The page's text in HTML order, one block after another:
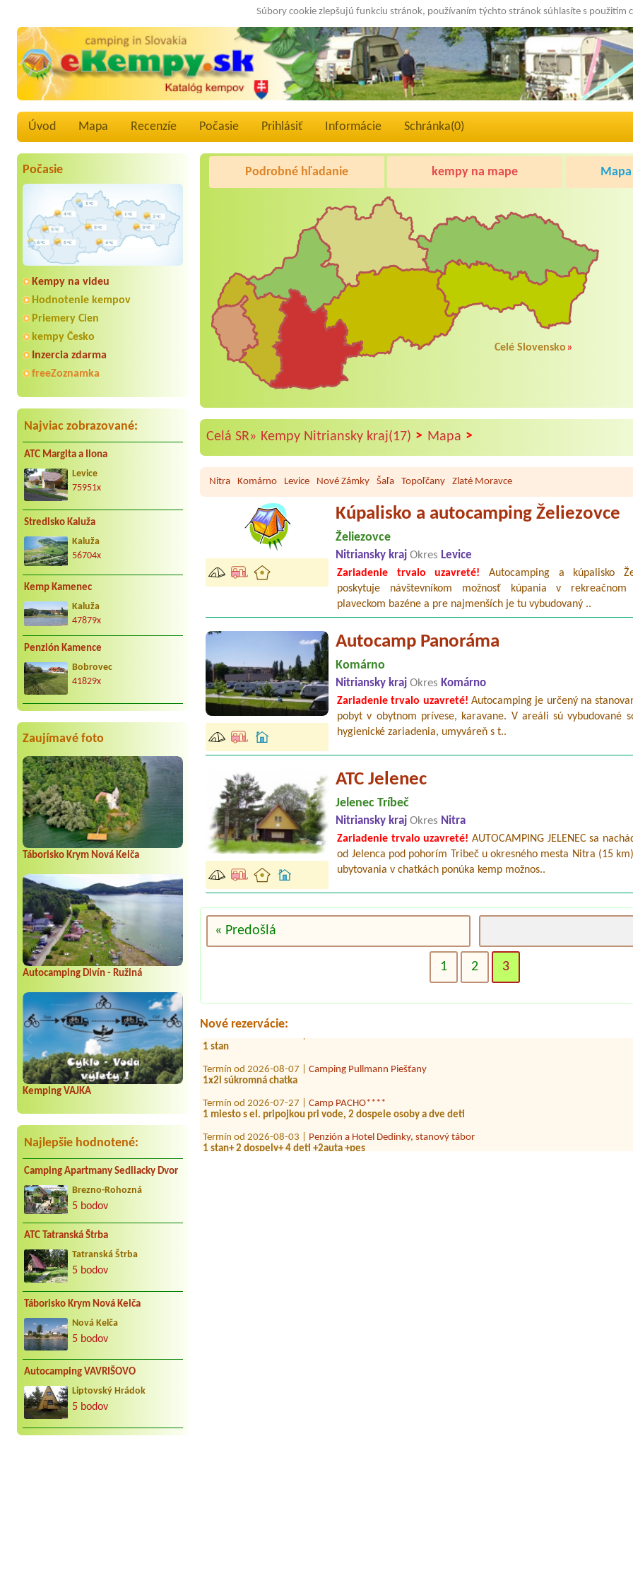
Súbory cookie zlepšujú funkciu stránok, používaním týchto stránok súhlasíte s použitím
Úvod Mapa Recenzíe Počasie Prihlásiť Informácie Schránka(0)
Počasie
Kempy na videu
Hodnotenie kempov
Priemery Cien
kempy Česko
Inzercia zdarma
freeZoznamka
Najviac zobrazované:
ATC Margita a Ilona
Levice
75951x
Stredisko Kaluža
Kaluža
56704x
Kemp Kamenec
Kaluža
47879x
Penzión Kamence
Bobrovec
41829x
Zaujímavé foto
Táborisko Krym Nová Kelča
Autocamping Divín - Ružiná
Kemping VAJKA
Najlepšie hodnotené:
Camping Apartmany Sedliacky Dvor
Brezno-Rohozná
5 bodov
ATC Tatranská Štrba
Tatranská Štrba
5 bodov
Táborisko Krym Nová Kelča
Nová Kelča
5 bodov
Autocamping VAVRIŠOVO
Liptovský Hrádok
5 bodov
Podrobné hľadanie kempy na mape
Celé Slovensko»
Celá SR» Kempy Nitriansky kraj(17) > Mapa >
Nitra Komárno Levice Nové Zámky Šaľa Topoľčany Zlaté Moravce
Kúpalisko a autocamping Želiezovce
Želiezovce
Nitriansky krajOkres Levice
Zariadenie trvalo uzavreté! Autocamping a kúpalisko
poskytuje návštevníkom možnosť kúpania v rekreačnom
plaveckom bazéne a pre najmenších je tu vybudovaný ..
Autocamp Panoráma
Komárno
Nitriansky krajOkres Komárno
Zariadenie trvalo uzavreté! Autocamping je určený na
pobyt v obytnom prívese, karavane. V areáli sú vybudované
hygienické zariadenia, umyváreň s t..
ATC Jelenec
Jelenec Tríbeč
Nitriansky krajOkres Nitra
Zariadenie trvalo uzavreté! AUTOCAMPING JELENEC sa
od Jelenca pod pohorím Tribeč u okresného mesta Nitra (15
ubytovania v chatkách ponúka kemp možnos..
« Predošlá
1 2 3
Nové rezervácie:
Termín od 2026-07-24 |minicamping jana
Termín od 2026-07-31 |
1x2l súkromná chatka
1 miesto s el. pripojkou pri vode, 2 dospele osoby a dve deti
1 stan+ 2 dospely+ 4 deti +2auta +pes